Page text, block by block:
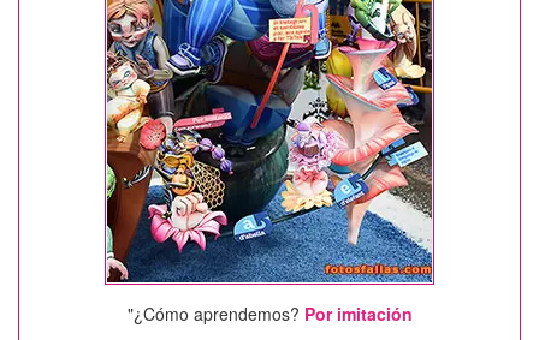
"¿Cómo aprendemos? Por imitación